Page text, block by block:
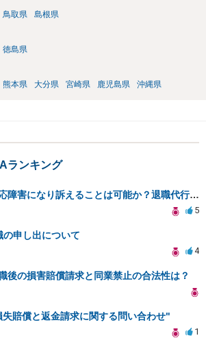
鳥取県 島根県
徳島県
熊本県 大分県 宮崎県 鹿児島県 沖縄県
ランキング
パワハラで適応障害になり訴えることは可能か？退職代行も引き受けてくれるか？
5
申し出について
4
後の損害賠償請求と同業禁止の合法性は？
賠償と返金請求に関する問い合わせ"
1